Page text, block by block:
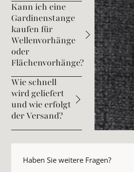
Kann ich eine
Gardinenstange
kaufen für
Wellenvorhänge
oder
Flächenvorhänge?
Wie schnell
wird geliefert
und wie erfolgt
der Versand?
Haben Sie weitere Fragen?